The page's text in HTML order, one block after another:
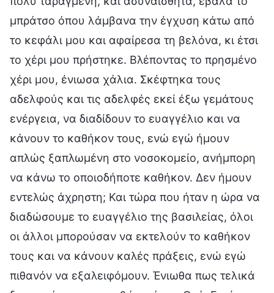
μπράτσο όπου λάμβανα την έγχυση κάτω από
το κεφάλι μου και αφαίρεσα τη βελόνα, κι έτσι
το χέρι μου πρήστηκε. Βλέποντας το πρησμένο
χέρι μου, ένιωσα χάλια. Σκέφτηκα τους
αδελφούς και τις αδελφές εκεί έξω γεμάτους
ενέργεια, να διαδίδουν το ευαγγέλιο και να
κάνουν το καθήκον τους, ενώ εγώ ήμουν
απλώς ξαπλωμένη στο νοσοκομείο, ανήμπορη
να κάνω το οποιοδήποτε καθήκον. Δεν ήμουν
εντελώς άχρηστη; Και τώρα που ήταν η ώρα να
διαδώσουμε το ευαγγέλιο της βασιλείας, όλοι
οι άλλοι μπορούσαν να εκτελούν το καθήκον
τους και να κάνουν καλές πράξεις, ενώ εγώ
πιθανόν να εξαλειφόμουν. Ένιωθα πως τελικά